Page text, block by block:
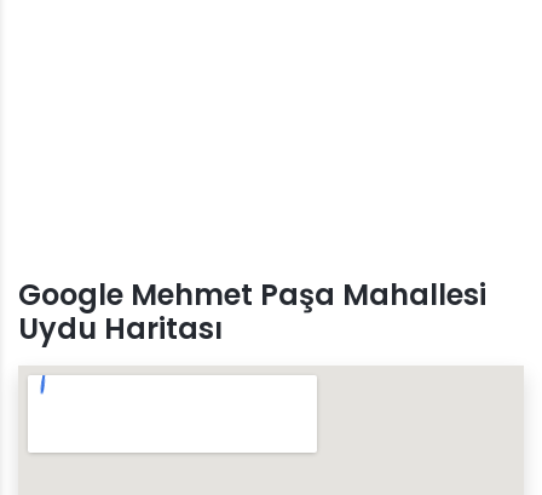
Google Mehmet Paşa Mahallesi
Uydu Haritası